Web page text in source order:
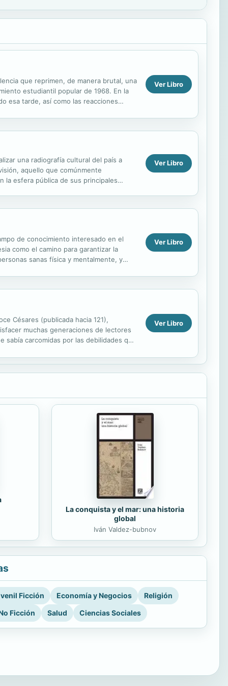
que reprimen, de manera brutal, una
estudiantil popular de 1968. En la
esa tarde, así como las reacciones
Ver Libro
una radiografía cultural del país a
aquello que comúnmente
la esfera pública de sus principales
Ver Libro
de conocimiento interesado en el
como el camino para garantizar la
sanas física y mentalmente, y
Ver Libro
Césares (publicada hacia 121),
muchas generaciones de lectores
carcomidas por las debilidades que
Ver Libro
La conquista y el mar: una historia
global
Iván Valdez-bubnov
Ficción Economía y Negocios
Religión
Ficción
Salud Ciencias Sociales